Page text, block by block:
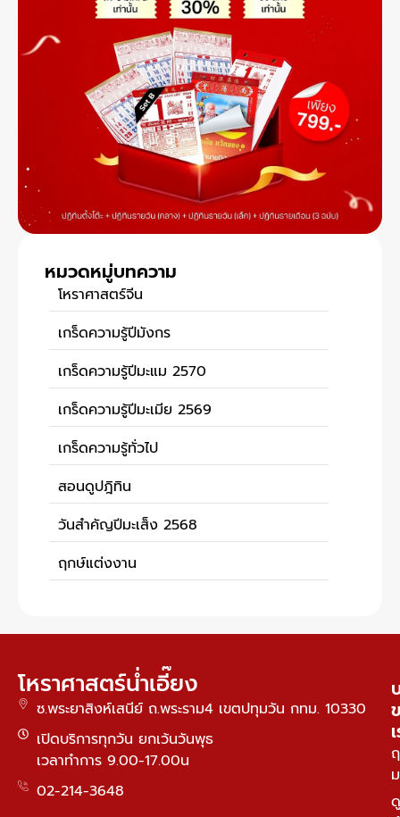
หมวดหมู่บทความ
โหราศาสตร์จีน
เกร็ดความรู้ปีมังกร
เกร็ดความรู้ปีมะแม 2570
เกร็ดความรู้ปีมะเมีย 2569
เกร็ดความรู้ทั่วไป
สอนดูปฎิทิน
วันสำคัญปีมะเส็ง 2568
ฤกษ์แต่งงาน
โหราศาสตร์น่ำเอี๊ยง
ซ.พระยาสิงห์เสนีย์ ถ.พระราม4 เขตปทุมวัน กทม. 10330
เปิดบริการทุกวัน ยกเว้นวันพุธ
เวลาทำการ 9.00-17.00น
02-214-3648